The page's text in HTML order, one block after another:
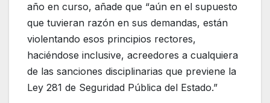
año en curso, añade que “aún en el supuesto
que tuvieran razón en sus demandas, están
violentando esos principios rectores,
haciéndose inclusive, acreedores a cualquiera
de las sanciones disciplinarias que previene la
Ley 281 de Seguridad Pública del Estado.”